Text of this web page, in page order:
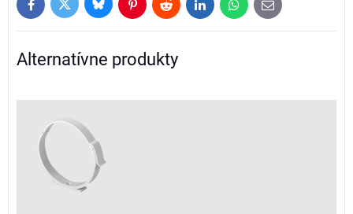
FacebookTwitter BlueskyPinterestReddit LinkedInWhatsApp
E-
mail
Alternatívne produkty